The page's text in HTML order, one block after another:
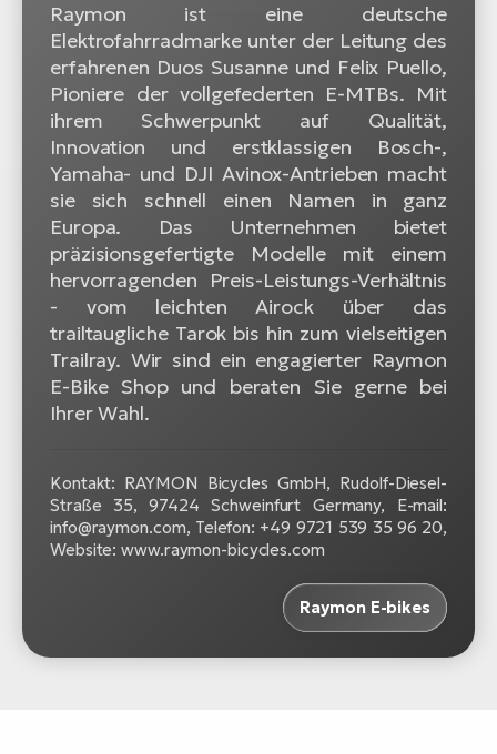
Raymon ist eine deutsche
Elektrofahrradmarke unter der Leitung des
erfahrenen Duos Susanne und Felix Puello,
Pioniere der vollgefederten E-MTBs. Mit
ihrem Schwerpunkt auf Qualität,
Innovation und erstklassigen Bosch-,
Yamaha- und DJI Avinox-Antrieben macht
sie sich schnell einen Namen in ganz
Europa. Das Unternehmen bietet
präzisionsgefertigte Modelle mit einem
hervorragenden Preis-Leistungs-Verhältnis
- vom leichten Airock über das
trailtaugliche Tarok bis hin zum vielseitigen
Trailray. Wir sind ein engagierter Raymon
E-Bike Shop und beraten Sie gerne bei
Ihrer Wahl.
Kontakt: RAYMON Bicycles GmbH, Rudolf-Diesel-
Straße 35, 97424 Schweinfurt Germany, E-mail:
info@raymon.com, Telefon: +49 9721 539 35 96 20,
Website: www.raymon-bicycles.com
Raymon E-bikes